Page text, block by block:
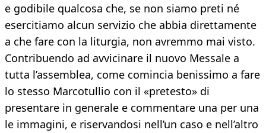
e godibile qualcosa che, se non siamo preti né
esercitiamo alcun servizio che abbia direttamente
a che fare con la liturgia, non avremmo mai visto.
Contribuendo ad avvicinare il nuovo Messale a
tutta l’assemblea, come comincia benissimo a fare
lo stesso Marcotullio con il «pretesto» di
presentare in generale e commentare una per una
le immagini, e riservandosi nell’un caso e nell’altro